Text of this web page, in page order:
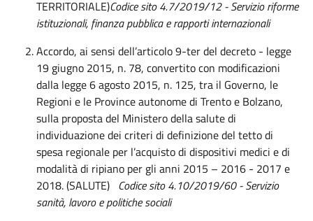
TERRITORIALE)Codice sito 4.7/2019/12 - Servizio riforme
istituzionali, finanza pubblica e rapporti internazionali
Accordo, ai sensi dell’articolo 9-ter del decreto - legge
19 giugno 2015, n. 78, convertito con modificazioni
dalla legge 6 agosto 2015, n. 125, tra il Governo, le
Regioni e le Province autonome di Trento e Bolzano,
sulla proposta del Ministero della salute di
individuazione dei criteri di definizione del tetto di
spesa regionale per l’acquisto di dispositivi medici e di
modalità di ripiano per gli anni 2015 – 2016 - 2017 e
2018. (SALUTE) Codice sito 4.10/2019/60 -Servizio
sanità, lavoro e politiche sociali